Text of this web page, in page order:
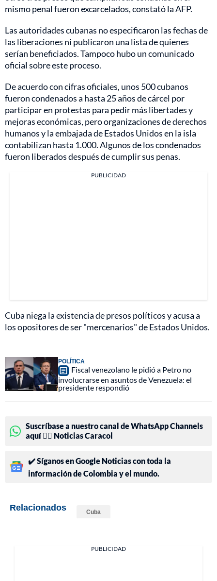
mismo penal fueron excarcelados, constató la AFP.
Las autoridades cubanas no especificaron las fechas de
las liberaciones ni publicaron una lista de quienes
serían beneficiados. Tampoco hubo un comunicado
oficial sobre este proceso.
De acuerdo con cifras oficiales, unos 500 cubanos
fueron condenados a hasta 25 años de cárcel por
participar en protestas para pedir más libertades y
mejoras económicas, pero organizaciones de derechos
humanos y la embajada de Estados Unidos en la isla
contabilizan hasta 1.000. Algunos de los condenados
fueron liberados después de cumplir sus penas.
PUBLICIDAD
Cuba niega la existencia de presos políticos y acusa a
los opositores de ser "mercenarios" de Estados Unidos.
POLÍTICA
Fiscal venezolano le pidió a Petro no
involucrarse en asuntos de Venezuela: el
presidente respondió
Suscríbase a nuestro canal de WhatsApp Channels
aquí 👉🏻 Noticias Caracol
✔️ Síganos en Google Noticias con toda la
información de Colombia y el mundo.
Relacionados Cuba
PUBLICIDAD